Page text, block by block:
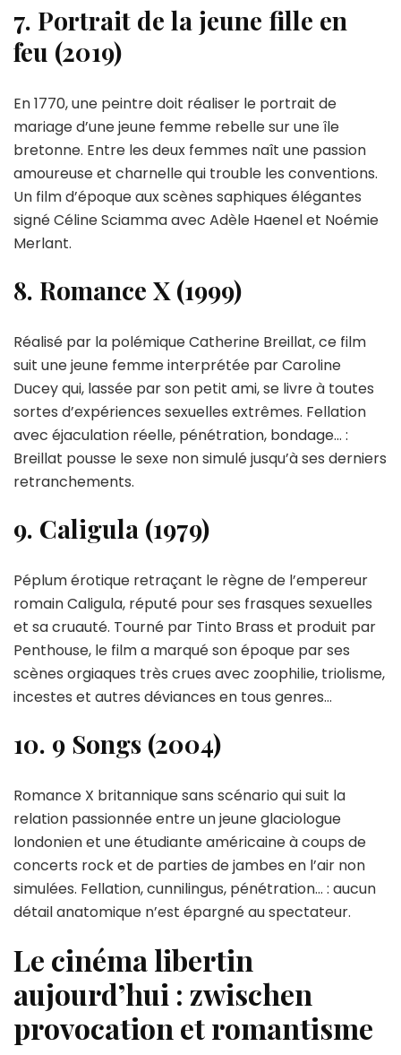
7. Portrait de la jeune fille en
feu (2019)
En 1770, une peintre doit réaliser le portrait de
mariage d’une jeune femme rebelle sur une île
bretonne. Entre les deux femmes naît une passion
amoureuse et charnelle qui trouble les conventions.
Un film d’époque aux scènes saphiques élégantes
signé Céline Sciamma avec Adèle Haenel et Noémie
Merlant.
8. Romance X (1999)
Réalisé par la polémique Catherine Breillat, ce film
suit une jeune femme interprétée par Caroline
Ducey qui, lassée par son petit ami, se livre à toutes
sortes d’expériences sexuelles extrêmes. Fellation
avec éjaculation réelle, pénétration, bondage… :
Breillat pousse le sexe non simulé jusqu’à ses derniers
retranchements.
9. Caligula (1979)
Péplum érotique retraçant le règne de l’empereur
romain Caligula, réputé pour ses frasques sexuelles
et sa cruauté. Tourné par Tinto Brass et produit par
Penthouse, le film a marqué son époque par ses
scènes orgiaques très crues avec zoophilie, triolisme,
incestes et autres déviances en tous genres…
10. 9 Songs (2004)
Romance X britannique sans scénario qui suit la
relation passionnée entre un jeune glaciologue
londonien et une étudiante américaine à coups de
concerts rock et de parties de jambes en l’air non
simulées. Fellation, cunnilingus, pénétration… : aucun
détail anatomique n’est épargné au spectateur.
Le cinéma libertin
aujourd’hui : zwischen
provocation et romantisme